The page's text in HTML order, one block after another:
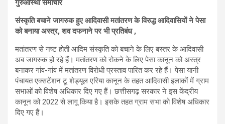
गुरुआस्था समाचार
संस्कृति बचाने जागरुक हुए आदिवासी मतांतरण के विरुद्ध आदिवासियों ने पेसा
को बनाया अस्त्र, शव दफनाने पर भी प्रतिबंध ,
मतांतरण से नष्ट होती आदिम संस्कृति को बचाने के लिए बस्तर के आदिवासी
अब जागरुक हो रहे हैं। मतांतरण को रोकने के लिए पेसा कानून को अस्त्र
बनाकर गांव-गांव में मतांतरण विरोधी प्रस्ताव पारित कर रहे हैं। पेसा यानी
पंचायत एक्सटेंशन टू शेड्यूल एरिया कानून के तहत आदिवासी इलाकों में ग्राम
सभाओं को विशेष अधिकार दिए गए हैं। छत्तीसगढ़ सरकार ने इस केंद्रीय
कानून को 2022 से लागू किया है। इसके तहत ग्राम सभा को विशेष अधिकार
दिए गए हैं।